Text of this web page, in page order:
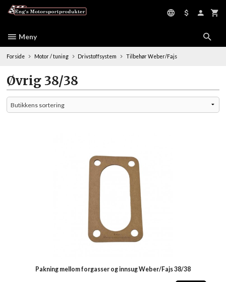
Meny
Forside Motor / tuning Drivstoffsystem Tilbehør Weber/Fajs
Øvrig 38/38
Pakning mellom forgasser og innsug Weber/Fajs 38/38